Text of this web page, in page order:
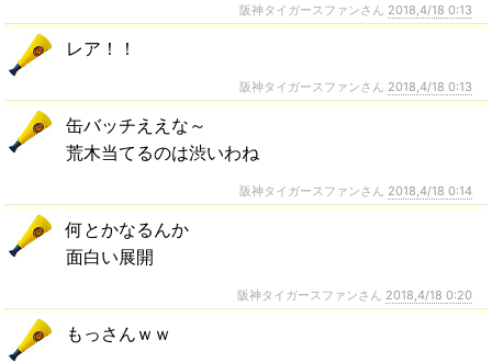
阪神タイガースファンさん 2018,4/18 0:13
レア！！
阪神タイガースファンさん 2018,4/18 0:13
缶バッチええな～
荒木当てるのは渋いわね
阪神タイガースファンさん 2018,4/18 0:14
何とかなるんか
面白い展開
阪神タイガースファンさん 2018,4/18 0:20
もっさんｗｗ